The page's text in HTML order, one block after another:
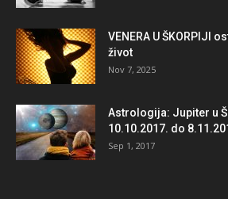
VENERA U ŠKORPIJI
život
Nov 7, 2025
Astrologija: Jupiter u
10.10.2017. do
Sep 1, 2017